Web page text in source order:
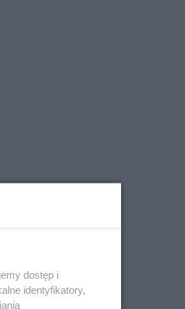
dostęp i
identyfikatory,